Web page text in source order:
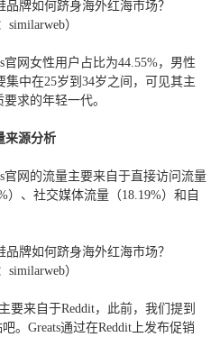
similarweb）
官网女性用户占比为44.55%，男性
集中在25岁到34岁之间，可见其主
求的年轻一代。
来源分析
官网的流量主要来自于直接访问流量
）、社交媒体流量（18.19%）和自
similarweb）
要来自于Reddit，此前，我们提到
。Greats通过在Reddit上发布促销